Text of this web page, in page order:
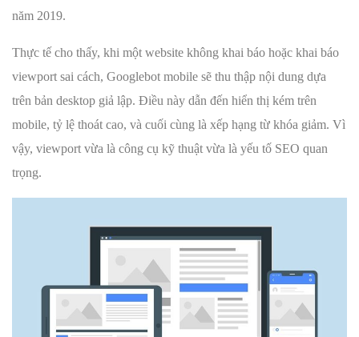
năm 2019.
Thực tế cho thấy, khi một website không khai báo hoặc khai báo
viewport sai cách, Googlebot mobile sẽ thu thập nội dung dựa
trên bản desktop giả lập. Điều này dẫn đến hiển thị kém trên
mobile, tỷ lệ thoát cao, và cuối cùng là xếp hạng từ khóa giảm. Vì
vậy, viewport vừa là công cụ kỹ thuật vừa là yếu tố SEO quan
trọng.